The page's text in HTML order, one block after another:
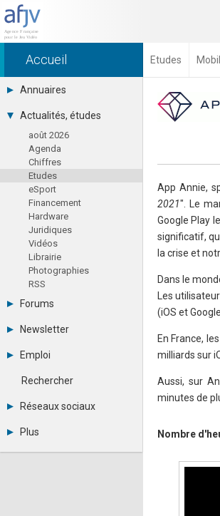
Accueil Etudes
Annuaires
Toutes les sociétés (691)
Studios (418)
Editeurs (49)
Distributeurs (16)
Hard. / Accessoires (10)
Middlewares (15)
Prestataires (99)
Assoc. / Syndicats (21)
Formations / Ecoles (46)
Presse spécialisée (17)
Actualités, études
août 2026
Agenda
Chiffres
Etudes
eSport
Financement
Hardware
Juridiques
Vidéos
Librairie
Photographies
RSS
Forums
Tous les forums
Se connecter
Messages privés
Contacter un modérateur
Newsletter
Archives
Abonnement
Emploi
Consulter les annonces
Observatoire de l'emploi
Rechercher
Réseaux sociaux
LinkedIn
Plus
Annonceurs
App Annie,
2021". Le
Google Play
significatif,
la crise et
Dans le
Les
(iOS et
En France,
milliards sur
Aussi, sur
minutes de
Nombre